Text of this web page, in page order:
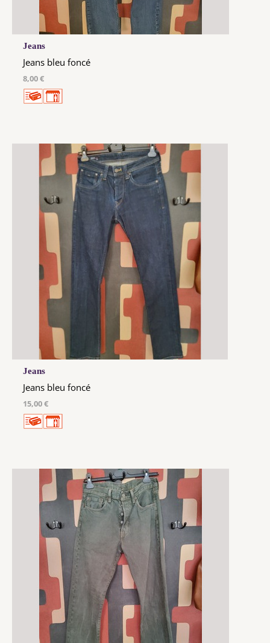
Jeans
Jeans bleu foncé
8,00 €
Jeans
Jeans bleu foncé
15,00 €